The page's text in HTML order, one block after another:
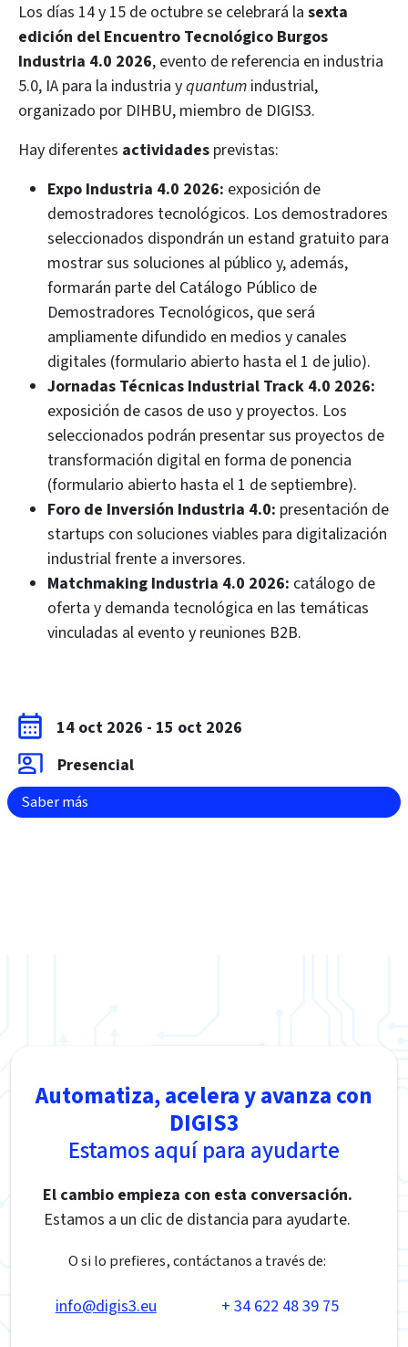
Los días 14 y 15 de octubre se celebrará la sexta
edición del Encuentro Tecnológico Burgos
Industria 4.0 2026, evento de referencia en industria
5.0, IA para la industria yquantum industrial,
organizado por DIHBU, miembro de DIGIS3.
Hay diferentes actividades previstas:
Expo Industria 4.0 2026: exposición de
demostradores tecnológicos. Los demostradores
seleccionados dispondrán un estand gratuito para
mostrar sus soluciones al público y, además,
formarán parte del Catálogo Público de
Demostradores Tecnológicos, que será
ampliamente difundido en medios y canales
digitales (formulario abierto hasta el 1 de julio).
Jornadas Técnicas Industrial Track 4.0 2026:
exposición de casos de uso y proyectos. Los
seleccionados podrán presentar sus proyectos de
transformación digital en forma de ponencia
(formulario abierto hasta el 1 de septiembre).
Foro de Inversión Industria 4.0: presentación de
startups con soluciones viables para digitalización
industrial frente a inversores.
Matchmaking Industria 4.0 2026: catálogo de
oferta y demanda tecnológica en las temáticas
vinculadas al evento y reuniones B2B.
14 oct 2026 - 15 oct 2026
Presencial
Saber más
Automatiza, acelera y avanza con
DIGIS3
Estamos aquí para ayudarte
El cambio empieza con esta conversación.
Estamos a un clic de distancia para ayudarte.
O si lo prefieres, contáctanos a través de:
info@digis3.eu + 34 622 48 39 75